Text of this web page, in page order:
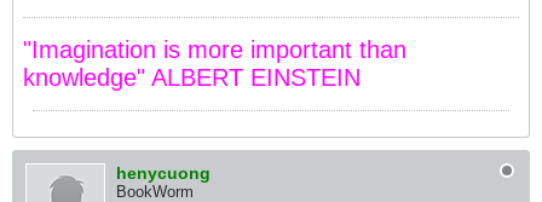
"Imagination is more important than
knowledge" ALBERT EINSTEIN
henycuong
BookWorm